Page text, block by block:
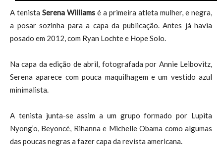
A tenista Serena Williams é a primeira atleta mulher, e negra,
a posar sozinha para a capa da publicação. Antes já havia
posado em 2012, com Ryan Lochte e Hope Solo.
Na capa da edição de abril, fotografada por Annie Leibovitz,
Serena aparece com pouca maquilhagem e um vestido azul
minimalista.
A tenista junta-se assim a um grupo formado por Lupita
Nyong’o, Beyoncé, Rihanna e Michelle Obama como algumas
das poucas negras a fazer capa da revista americana.